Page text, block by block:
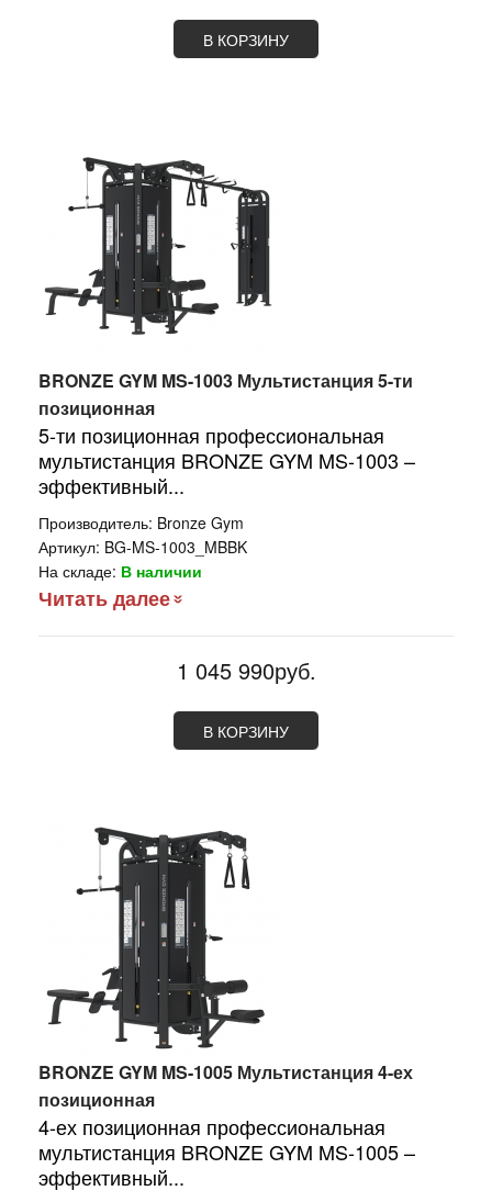
В КОРЗИНУ
BRONZE GYM MS-1003 Мультистанция 5-ти
позиционная
5-ти позиционная профессиональная
мультистанция BRONZE GYM MS-1003 –
эффективный...
Производитель: Bronze Gym
Артикул: BG-MS-1003_MBBK
На складе: В наличии
Читать далее
1 045 990руб.
В КОРЗИНУ
BRONZE GYM MS-1005 Мультистанция 4-ех
позиционная
4-ех позиционная профессиональная
мультистанция BRONZE GYM MS-1005 –
эффективный...